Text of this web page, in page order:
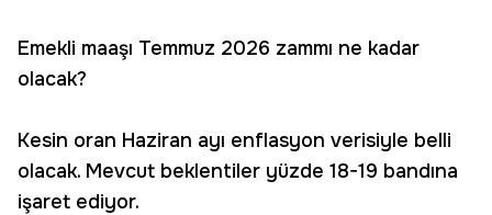
Emekli maaşı Temmuz 2026 zammı ne kadar
olacak?
Kesin oran Haziran ayı enflasyon verisiyle belli
olacak. Mevcut beklentiler yüzde 18-19 bandına
işaret ediyor.